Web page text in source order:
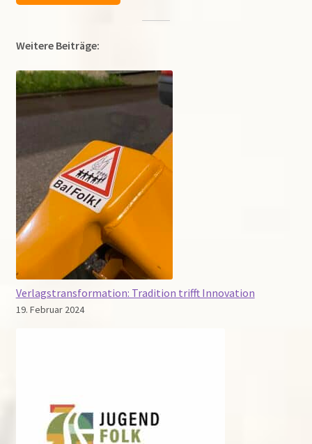
Weitere Beiträge:
Verlagstransformation: Tradition trifft Innovation
19. Februar 2024